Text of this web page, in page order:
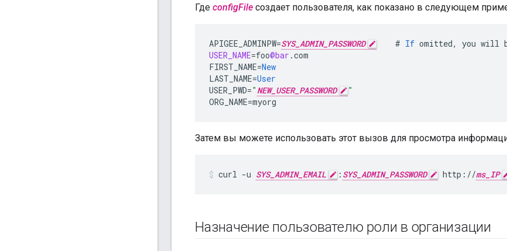
Где configFile создает пользователя, как показано в следующем
APIGEE_ADMINPW=SYS_ADMIN_PASSWORD # If omitted, you will
USER_NAME=foo@bar .com
FIRST_NAME=New
LAST_NAME=User
USER_PWD=" NEW_USER_PASSWORD
"
ORG_NAME=myorg
Затем вы можете использовать этот вызов для просмотра
curl -u SYS_ADMIN_EMAIL : SYS_ADMIN_PASSWORD http://ms_IP
Назначение пользователю роли в организации